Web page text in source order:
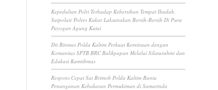
Kepedulian Polri Terhadap Kebersihan Tempat Ibadah,
Satpolair Polres Kukar Laksanakan Bersih-Bersih Di Pura
Payogan Agung Kutai
Dit Binmas Polda Kaltim Perkuat Kemitraan dengan
Komunitas SPTB BRC Balikpapan Melalui Silaturahmi dan
Edukasi Kamtibmas
Respons Cepat Sat Brimob Polda Kaltim Bantu
Penanganan Kebakaran Permukiman di Samarinda